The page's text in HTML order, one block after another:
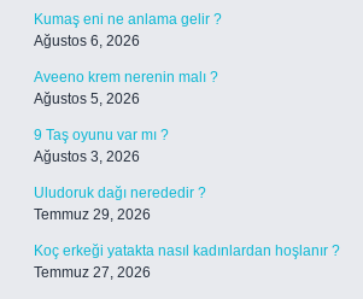
Kumaş eni ne anlama gelir ?
Ağustos 6, 2026
Aveeno krem nerenin malı ?
Ağustos 5, 2026
9 Taş oyunu var mı ?
Ağustos 3, 2026
Uludoruk dağı nerededir ?
Temmuz 29, 2026
Koç erkeği yatakta nasıl kadınlardan hoşlanır ?
Temmuz 27, 2026